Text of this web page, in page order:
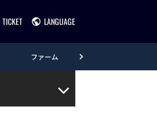
TICKET LANGUAGE
ファーム